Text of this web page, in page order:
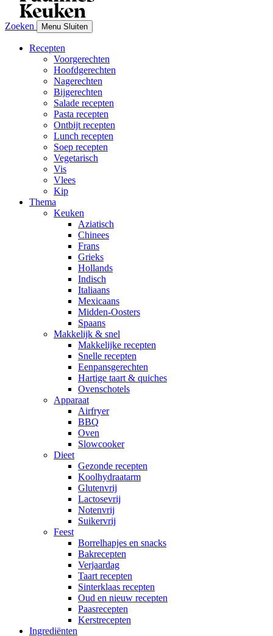
Recepten
Voorgerechten
Hoofdgerechten
Nagerechten
Bijgerechten
Salade recepten
Pasta recepten
Ontbijt recepten
Lunch recepten
Soep recepten
Vegetarisch
Vis
Vlees
Kip
Thema
Keuken
Aziatisch
Chinees
Frans
Grieks
Hollands
Indisch
Italiaans
Mexicaans
Midden-Oosters
Spaans
Makkelijk & snel
Makkelijke recepten
Snelle recepten
Eenpansgerechten
Hartige taart & quiches
Ovenschotels
Apparaat
Airfryer
BBQ
Oven
Dieet
Gezonde recepten
Koolhydraatarm
Glutenvrij
Lactosevrij
Notenvrij
Feest
Borrelhapjes en snacks
Bakrecepten
Verjaardag
Taart recepten
Sinterklaas recepten
Oud en nieuw recepten
Paasrecepten